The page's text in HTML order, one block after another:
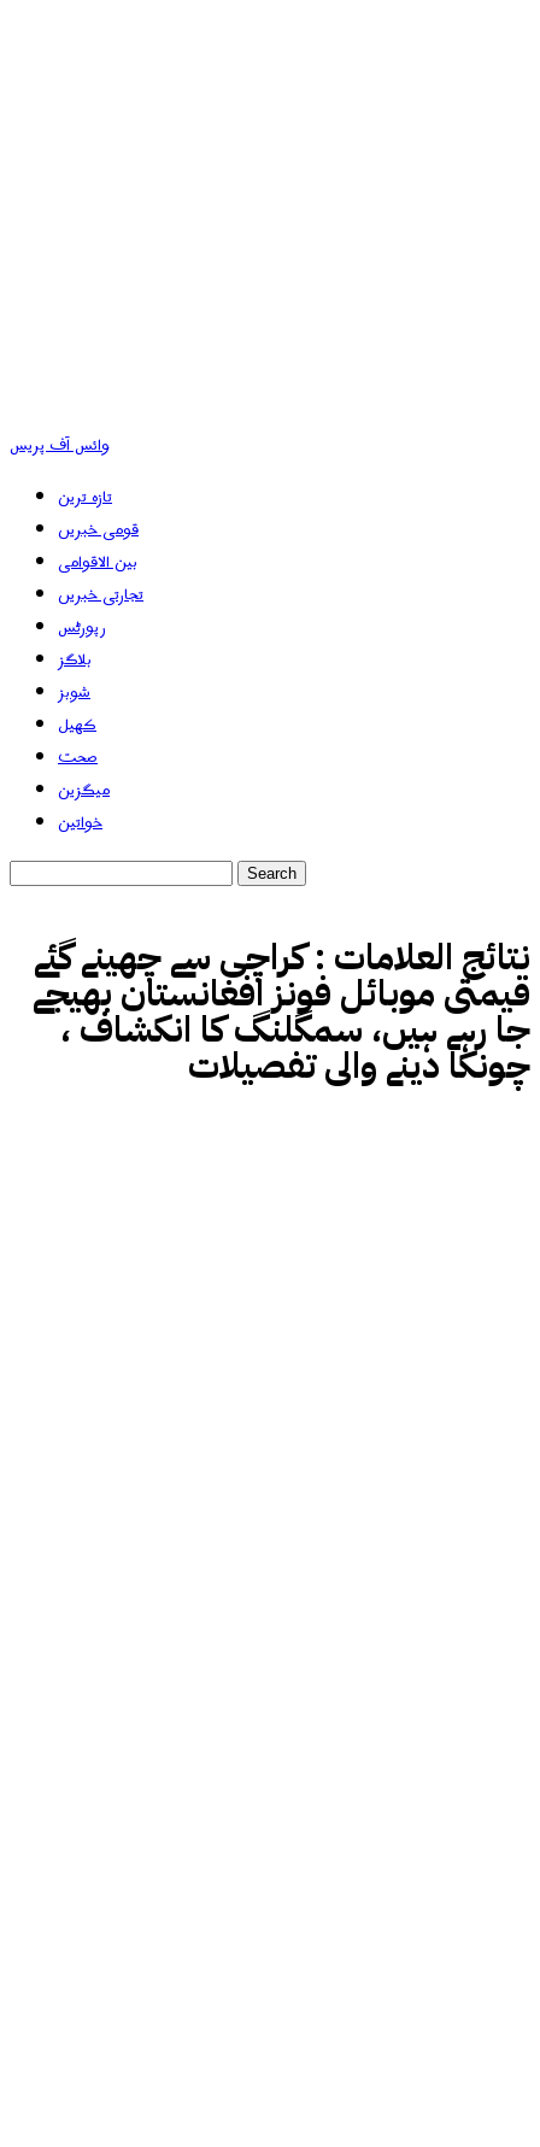
وائس آف پریس
تازہ ترین
قومی خبریں
بین الاقوامی
تجارتی خبریں
رپورٹس
بلاگز
شوبز
کھیل
صحت
میگزین
خواتین
نتائج العلامات :کراچی سے چھینے گئے
قیمتی موبائل فونز افغانستان بھیجے
جا رہے ہیں، سمگلنگ کا انکشاف ،
چونکا دینے والی تفصیلات